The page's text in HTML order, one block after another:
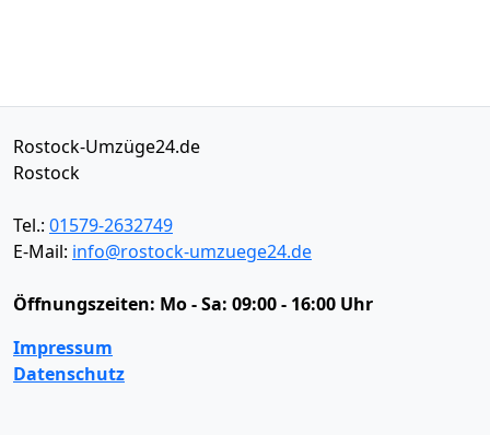
Rostock-Umzüge24.de
Rostock
Tel.: 01579-2632749
E-Mail: info@rostock-umzuege24.de
Öffnungszeiten: Mo - Sa: 09:00 - 16:00 Uhr
Impressum
Datenschutz